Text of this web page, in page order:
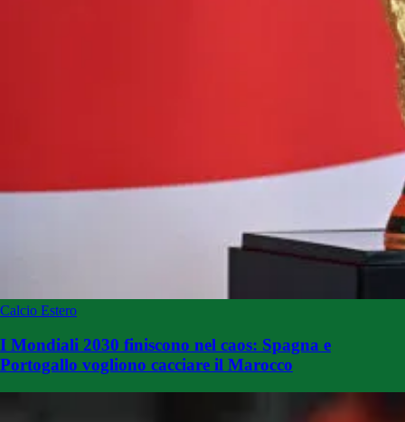
Calcio Estero
I Mondiali 2030 finiscono nel caos: Spagna e
Portogallo vogliono cacciare il Marocco